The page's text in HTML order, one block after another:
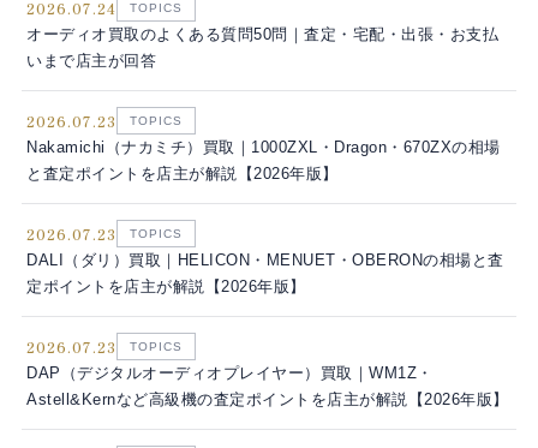
2026.07.24 TOPICS
オーディオ買取のよくある質問50問｜査定・宅配・出張・お支払
いまで店主が回答
2026.07.23 TOPICS
Nakamichi（ナカミチ）買取｜1000ZXL・Dragon・670ZXの相場
と査定ポイントを店主が解説【2026年版】
2026.07.23 TOPICS
DALI（ダリ）買取｜HELICON・MENUET・OBERONの相場と査
定ポイントを店主が解説【2026年版】
2026.07.23 TOPICS
DAP（デジタルオーディオプレイヤー）買取｜WM1Z・
Astell&Kernなど高級機の査定ポイントを店主が解説【2026年版】